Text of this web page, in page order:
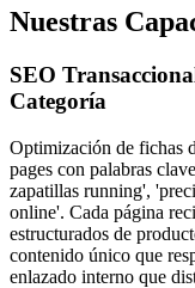
Nuestras
SEO
Categoría
Optimización de fichas
pages con palabras
zapatillas running',
online'. Cada página
estructurados de
contenido único que
enlazado interno que